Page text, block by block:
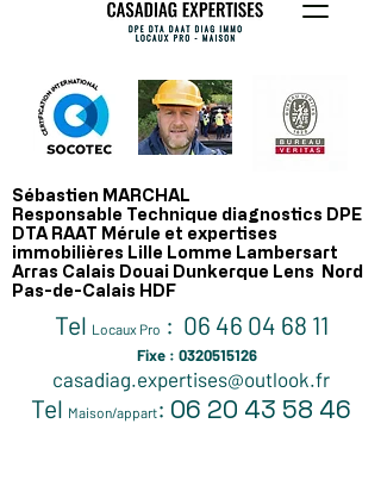
Tel Locaux Pro : 06 46 04 68 11
Fixe : 0320515126
casadiag.expertises@outlook.fr
Tel Maison/appart: 06 20 43 58 46
Sébastien MARCHAL
Responsable Technique diagnostics DPE
DTA RAAT Mérule et expertises
immobilières Lille Lomme Lambersart
Arras Calais Douai Dunkerque Lens Nord
Pas-de-Calais HDF